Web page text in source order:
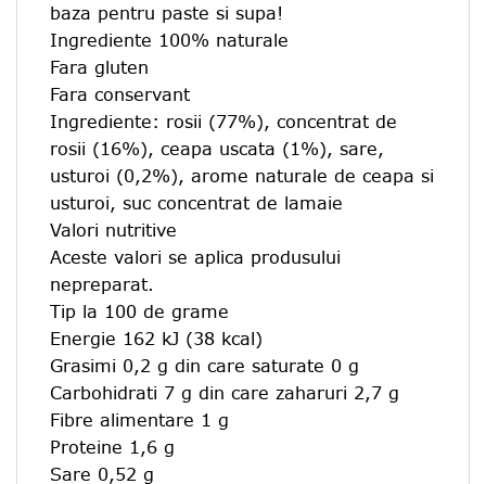
baza pentru paste si supa!
Ingrediente 100% naturale
Fara gluten
Fara conservant
Ingrediente: rosii (77%), concentrat de
rosii (16%), ceapa uscata (1%), sare,
usturoi (0,2%), arome naturale de ceapa si
usturoi, suc concentrat de lamaie
Valori nutritive
Aceste valori se aplica produsului
nepreparat.
Tip la 100 de grame
Energie 162 kJ (38 kcal)
Grasimi 0,2 g din care saturate 0 g
Carbohidrati 7 g din care zaharuri 2,7 g
Fibre alimentare 1 g
Proteine ​​1,6 g
Sare 0,52 g